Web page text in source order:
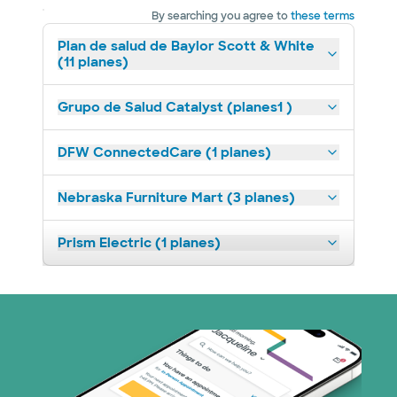
By searching you agree tothese terms
Plan de salud de Baylor Scott & White
(11 planes)
Grupo de Salud Catalyst (planes1 )
DFW ConnectedCare (1 planes)
Nebraska Furniture Mart (3 planes)
Prism Electric (1 planes)